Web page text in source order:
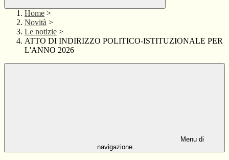
Home >
Novità >
Le notizie >
ATTO DI INDIRIZZO POLITICO-ISTITUZIONALE PER
L'ANNO 2026
Menu di
navigazione